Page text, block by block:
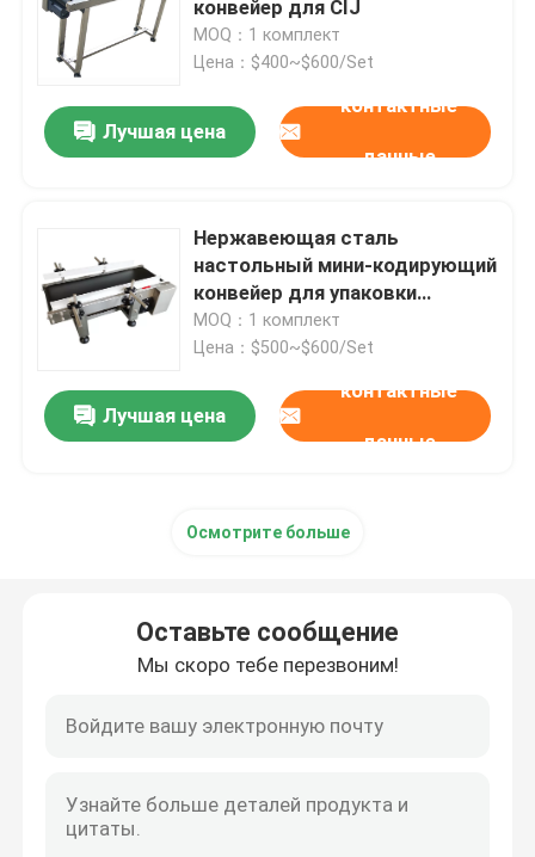
Напечатать Системы маркировки
Сдвижная таблица для кодирования
перемоточная машина
Системы чернильного кодирования
Картонная кормовая машина
Система слежения и отслеживания
Система визуального контроля
Автоматическая нумерация
конвейер для CIJ
MOQ：1 комплект
Цена：$400~$600/Set
Лучшая цена
контактные
данные
Нержавеющая сталь
настольный мини-кодирующий
конвейер для упаковки
напитков Промышленность
MOQ：1 комплект
Цена：$500~$600/Set
Лучшая цена
контактные
данные
Осмотрите больше
Оставьте сообщение
Мы скоро тебе перезвоним!